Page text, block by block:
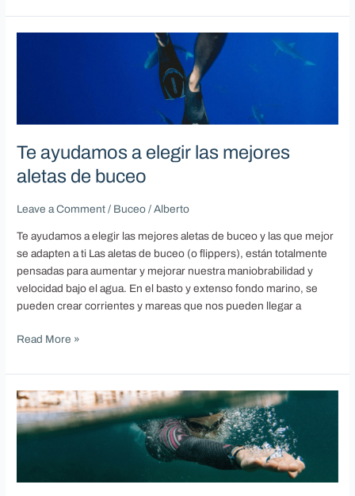
Te ayudamos a elegir las mejores
aletas de buceo
Leave a Comment / Buceo /Alberto
Te ayudamos a elegir las mejores aletas de buceo y las que mejor
se adapten a ti Las aletas de buceo (o flippers), están totalmente
pensadas para aumentar y mejorar nuestra maniobrabilidad y
velocidad bajo el agua. En el basto y extenso fondo marino, se
pueden crear corrientes y mareas que nos pueden llegar a
mejores
aletas
de
buceo
Read More »
Te
damos
5
nadar